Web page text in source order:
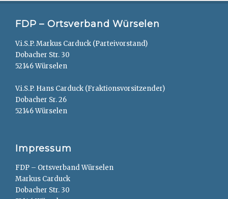
FDP – Ortsverband Würselen
V.i.S.P. Markus Carduck (Parteivorstand)
Dobacher Str. 30
52146 Würselen
V.i.S.P. Hans Carduck (Fraktionsvorsitzender)
Dobacher Sr. 26
52146 Würselen
Impressum
FDP – Ortsverband Würselen
Markus Carduck
Dobacher Str. 30